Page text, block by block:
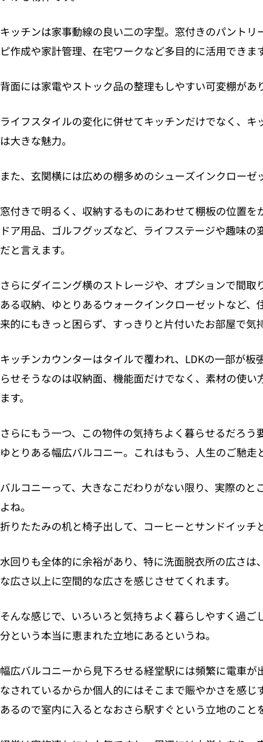
キッチンは家事動線の良い二の字型。窓付きのパント
ピ作成や家計管理、在宅ワークなど多目的に活用できます
背面には家電やストック品の整理もしやすい可変棚があ
ライフスタイルの変化に併せてキッチンだけでなく、
は大きな魅力。
また、玄関横には広めの棚多めのシューズインクローゼ
窓付きで明るく、収納するものにあわせて棚板の位置
ドア用品、ゴルフグッズなど、ライフステージや趣味
だと言えます。
さらにダイニング横のストレージや、オプションで間
ある収納、ゆとりあるウォークインクローゼットなど
来的にもきっと困らず、すっきりと片付いたお部屋で気
キッチンカウンターはタイルで覆われ、LDKの一部が
らせそうなのは収納面、機能面だけでなく、素材の使
ます。
さらにもう一つ、この物件の気持ちよく暮らせるだろ
ゆとりある幅広バルコニー。これはもう、人生のご馳走
バルコニーって、大きなこだわりがない限り、実際の
よね。
折りたたみの机と椅子出して、コーヒーとサンドイッチ
水回りも全体的に余裕があり、特に洗面脱衣所の広さ
な広さ以上に空間的な広さを感じさせてくれます。
そんな感じで、いろいろと気持ちよく暮らしやすく過
分という本当に恵まれた立地にあるというね。
幅広バルコニーから見下ろせる経堂駅には頻繁に電車
なされているからか個人的にはそこまで賑やかさを感
あるので室内に入るとなおさら駅すぐという立地のこと